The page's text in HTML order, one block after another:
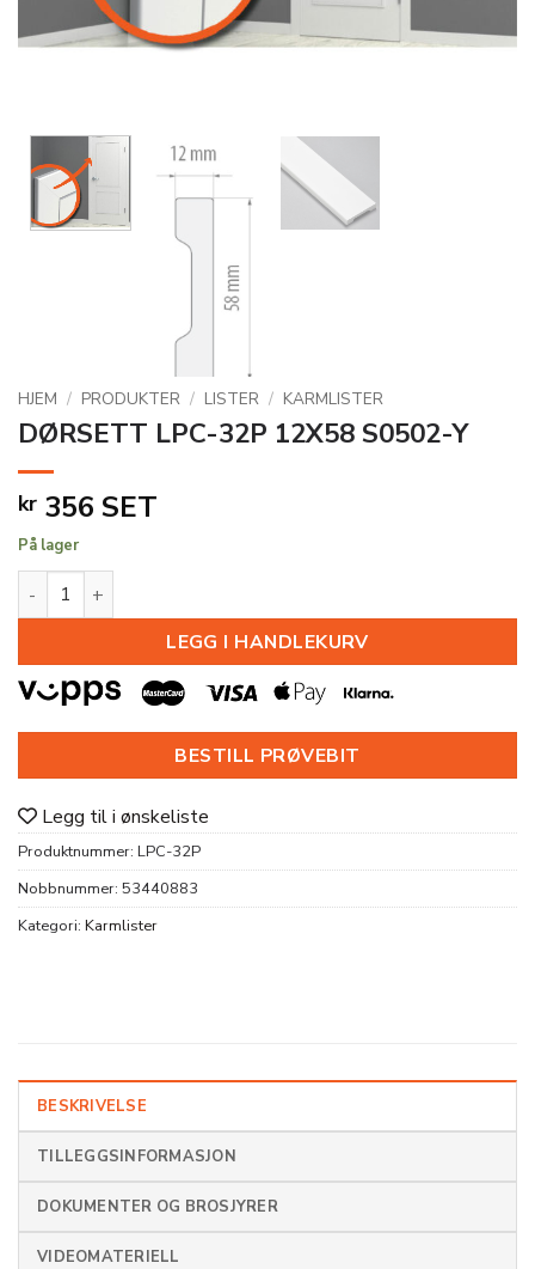
HJEM / PRODUKTER / LISTER / KARMLISTER
DØRSETT LPC-32P 12X58 S0502-Y
kr 356 SET
På lager
DØRSETT LPC-32P 12X58 S0502-Y antall
LEGG I HANDLEKURV
BESTILL PRØVEBIT
Legg til i ønskeliste
Produktnummer: LPC-32P
Nobbnummer: 53440883
Kategori: Karmlister
BESKRIVELSE
TILLEGGSINFORMASJON
DOKUMENTER OG BROSJYRER
VIDEOMATERIELL